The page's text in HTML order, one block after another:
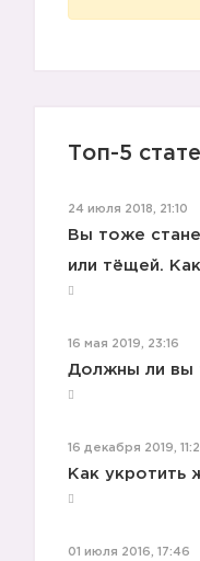
Топ-5
24 июля 2018, 21:10
Вы тоже
или тёщей.
16 мая 2019, 23:16
Должны ли вы
16 декабря 2019,
Как укротить
01 июля 2016, 17:46